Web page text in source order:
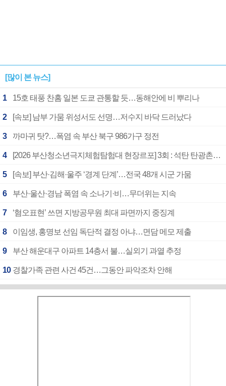
[많이 본 뉴스]
1 15호 태풍 찬홈 일본 도쿄 관통할 듯…동해안에 비 뿌리나
2 [속보] 남부 가뭄 위성서도 선명…저수지 바닥 드러났다
3 까마귀 탓?…폭염 속 부산 북구 986가구 정전
4 [2026 부산청소년극지체험탐험대 현장르포] 3회 : 석탄 탄광촌에서 북극 연구의 중심지로
5 [속보] 부산·김해·울주 ‘경계 단계’…전국 48개 시군 가뭄
6 부산·울산·경남 폭염 속 소나기·비…무더위는 지속
7 ‘혐오표현’ 쓰면 지방공무원 최대 파면까지 중징계
8 이임생, 홍명보 선임 독단적 결정 아냐…면담 메모 제출
9 부산 해운대구 아파트 14층서 불…실외기 과열 추정
10 경찰가족 관련 사건 45건…그동안 파악조차 안해